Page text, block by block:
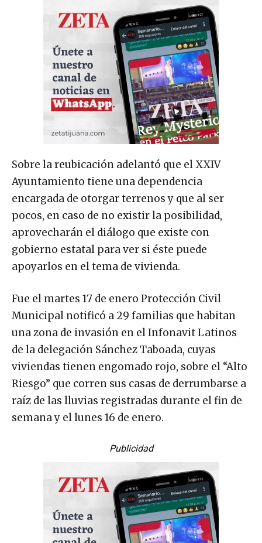
Sobre la reubicación adelantó que el XXIV
Ayuntamiento tiene una dependencia
encargada de otorgar terrenos y que al ser
pocos, en caso de no existir la posibilidad,
aprovecharán el diálogo que existe con
gobierno estatal para ver si éste puede
apoyarlos en el tema de vivienda.
Fue el martes 17 de enero Protección Civil
Municipal notificó a 29 familias que habitan
una zona de invasión en el Infonavit Latinos
de la delegación Sánchez Taboada, cuyas
viviendas tienen engomado rojo, sobre el “Alto
Riesgo” que corren sus casas de derrumbarse a
raíz de las lluvias registradas durante el fin de
semana y el lunes 16 de enero.
Publicidad